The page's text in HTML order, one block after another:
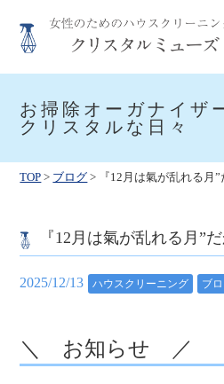
content
お掃除オーガナイザ
クリスタルな日々
TOP > ブログ > 『12月は氣が乱れる月
『12月は氣が乱れる月”
2025/12/13 ハウスクリーニング ブ
＼ お知らせ ／